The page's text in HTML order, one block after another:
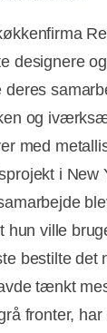
designere
deres
og
med
i New
hun ville
bestilte det
tænkt
fronter,